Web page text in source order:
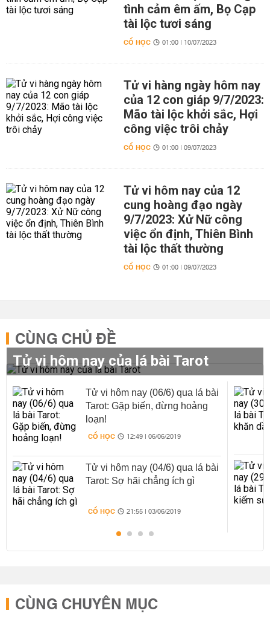
tình cảm êm ấm, Bọ Cạp
tài lộc tươi sáng
CỔ HỌC 01:00 | 10/07/2023
Tử vi hàng ngày hôm nay
của 12 con giáp 9/7/2023:
Mão tài lộc khởi sắc, Hợi
công việc trôi chảy
CỔ HỌC 01:00 | 09/07/2023
Tử vi hôm nay của 12
cung hoàng đạo ngày
9/7/2023: Xử Nữ công
việc ổn định, Thiên Bình
tài lộc thất thường
CỔ HỌC 01:00 | 09/07/2023
CÙNG CHỦ ĐỀ
Tử vi hôm nay của lá bài Tarot
Tử vi hôm nay (06/6) qua lá bài
Tarot: Gặp biến, đừng hoảng
loạn!
CỔ HỌC 12:49 | 06/06/2019
Tử vi hôm nay (04/6) qua lá bài
Tarot: Sợ hãi chẳng ích gì
CỔ HỌC 21:55 | 03/06/2019
CÙNG CHUYÊN MỤC